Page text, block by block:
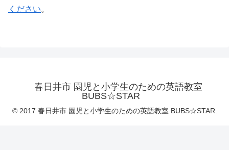
ください。
春日井市 園児と小学生のための英語教室
BUBS☆STAR
© 2017 春日井市 園児と小学生のための英語教室 BUBS☆STAR.